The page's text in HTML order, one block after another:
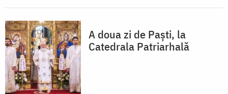
A doua zi de Paşti, la
Catedrala Patriarhală